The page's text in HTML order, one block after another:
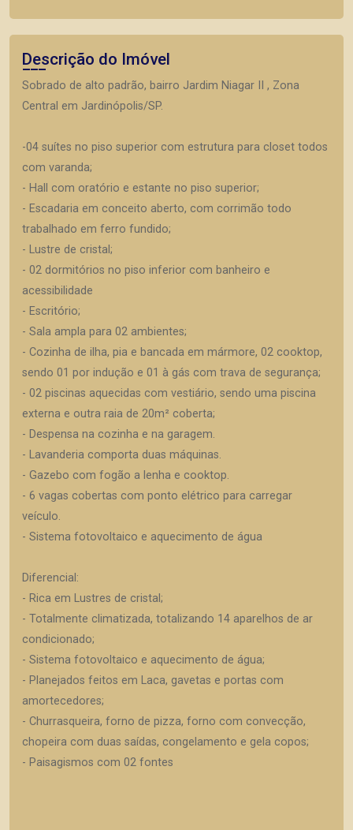
Descrição do Imóvel
Sobrado de alto padrão, bairro Jardim Niagar II , Zona
Central em Jardinópolis/SP.
-04 suítes no piso superior com estrutura para closet todos
com varanda;
- Hall com oratório e estante no piso superior;
- Escadaria em conceito aberto, com corrimão todo
trabalhado em ferro fundido;
- Lustre de cristal;
- 02 dormitórios no piso inferior com banheiro e
acessibilidade
- Escritório;
- Sala ampla para 02 ambientes;
- Cozinha de ilha, pia e bancada em mármore, 02 cooktop,
sendo 01 por indução e 01 à gás com trava de segurança;
- 02 piscinas aquecidas com vestiário, sendo uma piscina
externa e outra raia de 20m² coberta;
- Despensa na cozinha e na garagem.
- Lavanderia comporta duas máquinas.
- Gazebo com fogão a lenha e cooktop.
- 6 vagas cobertas com ponto elétrico para carregar
veículo.
- Sistema fotovoltaico e aquecimento de água
Diferencial:
- Rica em Lustres de cristal;
- Totalmente climatizada, totalizando 14 aparelhos de ar
condicionado;
- Sistema fotovoltaico e aquecimento de água;
- Planejados feitos em Laca, gavetas e portas com
amortecedores;
- Churrasqueira, forno de pizza, forno com convecção,
chopeira com duas saídas, congelamento e gela copos;
- Paisagismos com 02 fontes